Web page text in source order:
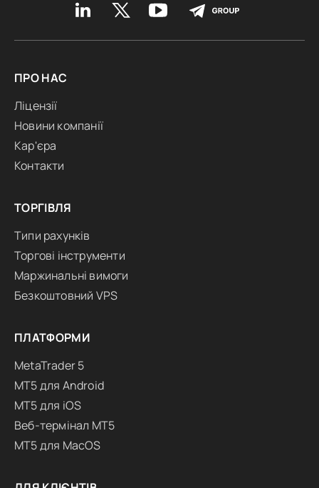
ПРО НАС
Ліцензії
Новини компанії
Кар'єра
Контакти
ТОРГІВЛЯ
Типи рахунків
Торгові інструменти
Маржинальні вимоги
Безкоштовний VPS
ПЛАТФОРМИ
MetaTrader 5
MT5 для Android
MT5 для iOS
Веб-термінал MT5
MT5 для MacOS